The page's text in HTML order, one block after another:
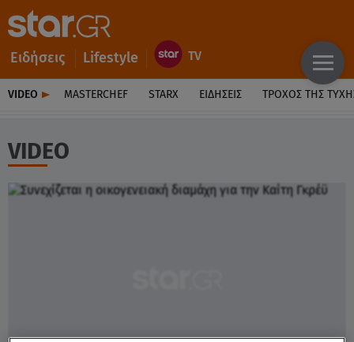
Ειδήσεις Lifestyle
VIDEO MASTERCHEF STARX ΕΙΔΉΣΕΙΣ ΤΡΟΧΌΣ ΤΗΣ
VIDEO